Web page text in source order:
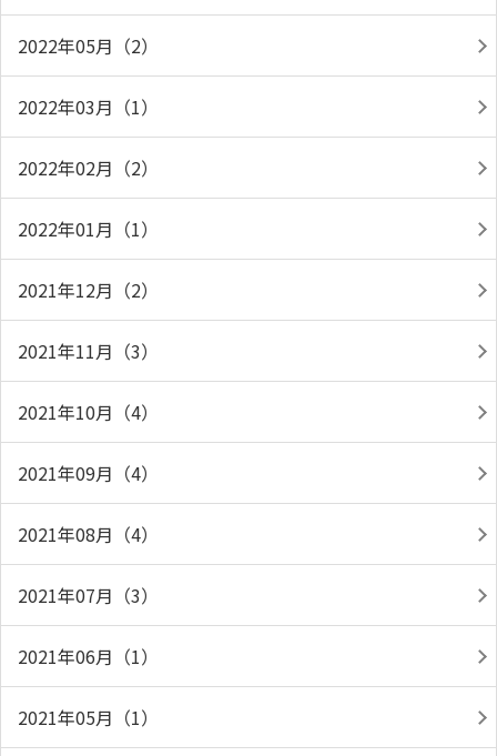
2022年05月（2）
2022年03月（1）
2022年02月（2）
2022年01月（1）
2021年12月（2）
2021年11月（3）
2021年10月（4）
2021年09月（4）
2021年08月（4）
2021年07月（3）
2021年06月（1）
2021年05月（1）